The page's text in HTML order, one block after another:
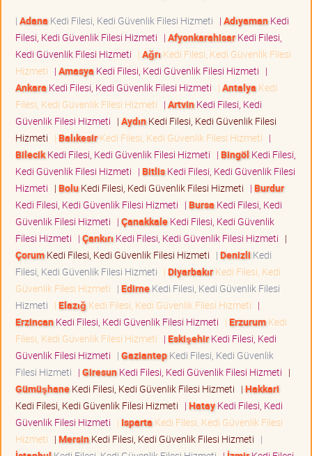
| Adana Kedi Filesi, Kedi Güvenlik Filesi Hizmeti | AdıyamanKedi
Filesi, Kedi Güvenlik Filesi Hizmeti | AfyonkarahisarKedi Filesi,
Kedi Güvenlik Filesi Hizmeti | Ağrı Kedi Filesi, Kedi Güvenlik Filesi
Hizmeti | Amasya Kedi Filesi, Kedi Güvenlik Filesi Hizmeti |
Ankara Kedi Filesi, Kedi Güvenlik Filesi Hizmeti | Antalya Kedi
Filesi, Kedi Güvenlik Filesi Hizmeti | ArtvinKedi Filesi, Kedi
Güvenlik Filesi Hizmeti | AydınKedi Filesi, Kedi Güvenlik Filesi
Hizmeti | BalıkesirKedi Filesi, Kedi Güvenlik Filesi Hizmeti |
BilecikKedi Filesi, Kedi Güvenlik Filesi Hizmeti | Bingöl Kedi Filesi,
Kedi Güvenlik Filesi Hizmeti | BitlisKedi Filesi, Kedi Güvenlik Filesi
Hizmeti | BoluKedi Filesi, Kedi Güvenlik Filesi Hizmeti | Burdur
Kedi Filesi, Kedi Güvenlik Filesi Hizmeti | Bursa Kedi Filesi, Kedi
Güvenlik Filesi Hizmeti | ÇanakkaleKedi Filesi, Kedi Güvenlik
Filesi Hizmeti | Çankırı Kedi Filesi, Kedi Güvenlik Filesi Hizmeti |
ÇorumKedi Filesi, Kedi Güvenlik Filesi Hizmeti | Denizli Kedi
Filesi, Kedi Güvenlik Filesi Hizmeti | DiyarbakırKedi Filesi, Kedi
Güvenlik Filesi Hizmeti | EdirneKedi Filesi, Kedi Güvenlik Filesi
Hizmeti | Elazığ Kedi Filesi, Kedi Güvenlik Filesi Hizmeti |
ErzincanKedi Filesi, Kedi Güvenlik Filesi Hizmeti | ErzurumKedi
Filesi, Kedi Güvenlik Filesi Hizmeti | EskişehirKedi Filesi, Kedi
Güvenlik Filesi Hizmeti | GaziantepKedi Filesi, Kedi Güvenlik
Filesi Hizmeti | GiresunKedi Filesi, Kedi Güvenlik Filesi Hizmeti |
GümüşhaneKedi Filesi, Kedi Güvenlik Filesi Hizmeti | Hakkari
Kedi Filesi, Kedi Güvenlik Filesi Hizmeti | HatayKedi Filesi, Kedi
Güvenlik Filesi Hizmeti | Isparta Kedi Filesi, Kedi Güvenlik Filesi
Hizmeti | MersinKedi Filesi, Kedi Güvenlik Filesi Hizmeti |